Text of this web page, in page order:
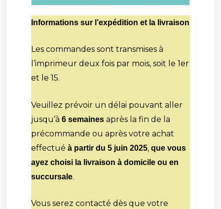
Informations sur l’expédition et la livraison
Les commandes sont transmises à
l’imprimeur deux fois par mois, soit le 1er
et le 15.
Veuillez prévoir un délai pouvant aller
jusqu’à6 semaines après la fin de la
précommande ou après votre achat
effectuéà partir du 5 juin 2025,que vous
ayez choisi la livraison à domicile ou en
succursale.
Vous serez contacté dès que votre